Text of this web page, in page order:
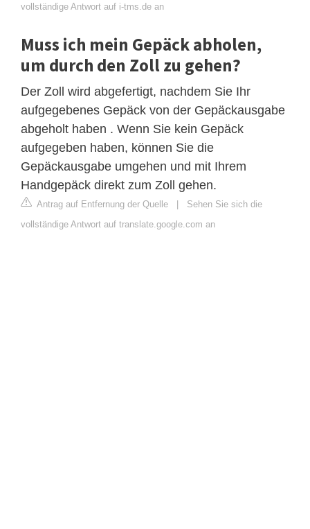
vollständige Antwort auf i-tms.de an
Muss ich mein Gepäck abholen,
um durch den Zoll zu gehen?
Der Zoll wird abgefertigt, nachdem Sie Ihr
aufgegebenes Gepäck von der Gepäckausgabe
abgeholt haben . Wenn Sie kein Gepäck
aufgegeben haben, können Sie die
Gepäckausgabe umgehen und mit Ihrem
Handgepäck direkt zum Zoll gehen.
Antrag auf Entfernung der Quelle | Sehen Sie sich die
vollständige Antwort auf translate.google.com an